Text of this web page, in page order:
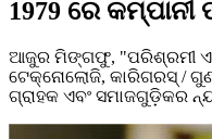
1979 ରେ
ଆଜୁର ମିଙ୍ଗଫୁ, "ପରିଶ୍ରମୀ
ଟେକ୍ନୋଲୋଜି, କାରିଗରସ୍ /
ଗ୍ରାହକ ଏବଂ ସମାଜଗୁଡ଼ିକର